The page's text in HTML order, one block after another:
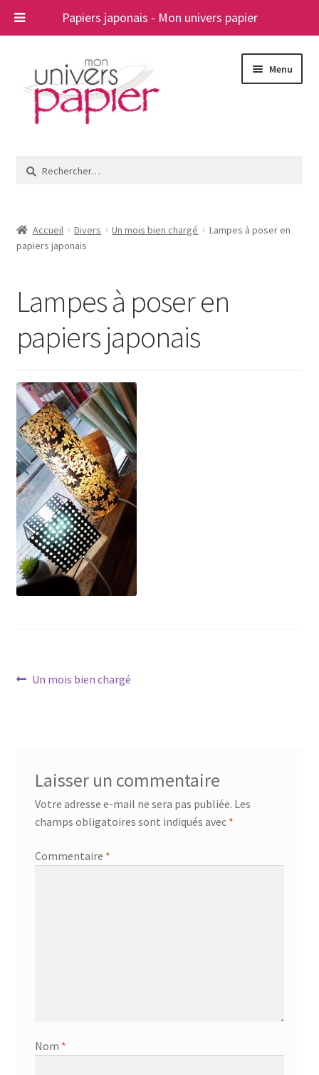
Papiers japonais - Mon univers papier
navigation
contenu
Menu
le
A propos
Rechercher :
Accueil Divers Un mois bien chargé
Lampes à poser en
papiers japonais
Lampes à poser en
papiers japonais
Navigation
Article
Un mois bien chargé
Laisser un commentaire
Votre adresse e-mail ne sera pas publiée. Les
champs obligatoires sont indiqués avec *
Commentaire *
Nom *